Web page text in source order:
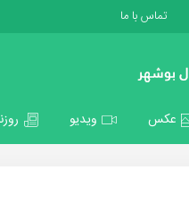
تماس با ما
عکس ویدیو